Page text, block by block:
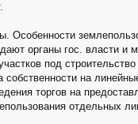
Особенности
органы гос. власти и
под
собственности на
торгов на
отдельных